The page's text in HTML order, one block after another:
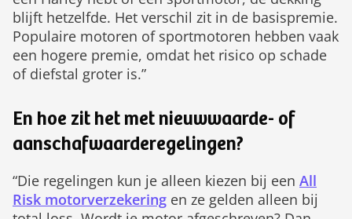
blijft hetzelfde. Het verschil zit in de basispremie.
Populaire motoren of sportmotoren hebben vaak
een hogere premie, omdat het risico op schade
of diefstal groter is.”
En hoe zit het met nieuwwaarde- of
aanschafwaarderegelingen?
“Die regelingen kun je alleen kiezen bij een All
Risk motorverzekering en ze gelden alleen bij